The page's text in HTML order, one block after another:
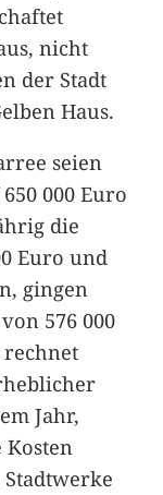
nicht
der Stadt
Haus.
seien
000 Euro
die
Euro und
gingen
576 000
rechnet
Jahr,